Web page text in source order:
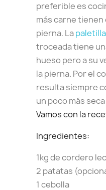
preferible es
más carne tienen
pierna. La
troceada tiene
hueso pero a su
la pierna. Por el
resulta siempre
un poco más
Vamos con la
Ingredientes:
1kg de cordero
2 patatas
1 cebolla